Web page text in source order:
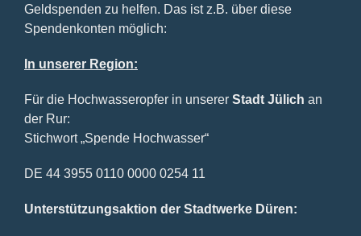
Geldspenden zu helfen. Das ist z.B. über diese
Spendenkonten möglich:
In unserer Region:
Für die Hochwasseropfer in unserer Stadt Jülich an
der Rur:
Stichwort „Spende Hochwasser“
DE 44 3955 0110 0000 0254 11
Unterstützungsaktion der Stadtwerke Düren: